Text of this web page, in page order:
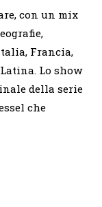
con un mix
Francia,
Lo show
della serie
che